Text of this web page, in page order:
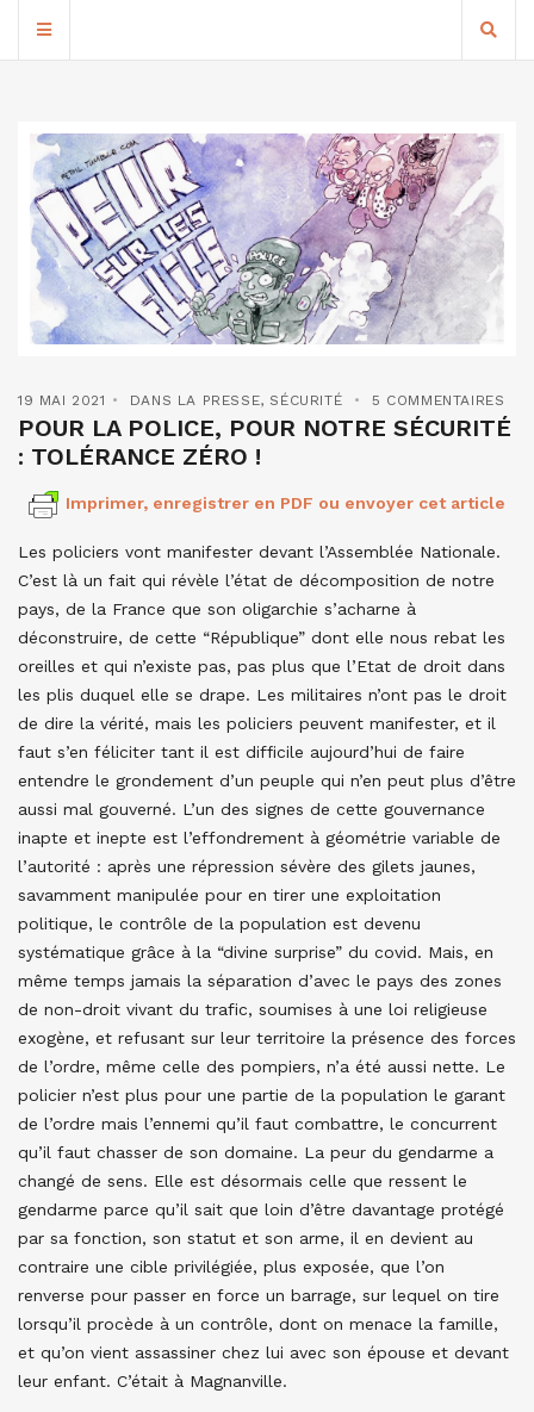
19 MAI 2021 DANS LA PRESSE, SÉCURITÉ 5 COMMENTAIRES
POUR LA POLICE, POUR NOTRE SÉCURITÉ
: TOLÉRANCE ZÉRO !
Imprimer, enregistrer en PDF ou envoyer cet article
Les policiers vont manifester devant l’Assemblée Nationale.
C’est là un fait qui révèle l’état de décomposition de notre
pays, de la France que son oligarchie s’acharne à
déconstruire, de cette “République” dont elle nous rebat les
oreilles et qui n’existe pas, pas plus que l’Etat de droit dans
les plis duquel elle se drape. Les militaires n’ont pas le droit
de dire la vérité, mais les policiers peuvent manifester, et il
faut s’en féliciter tant il est difficile aujourd’hui de faire
entendre le grondement d’un peuple qui n’en peut plus d’être
aussi mal gouverné. L’un des signes de cette gouvernance
inapte et inepte est l’effondrement à géométrie variable de
l’autorité : après une répression sévère des gilets jaunes,
savamment manipulée pour en tirer une exploitation
politique, le contrôle de la population est devenu
systématique grâce à la “divine surprise” du covid. Mais, en
même temps jamais la séparation d’avec le pays des zones
de non-droit vivant du trafic, soumises à une loi religieuse
exogène, et refusant sur leur territoire la présence des forces
de l’ordre, même celle des pompiers, n’a été aussi nette. Le
policier n’est plus pour une partie de la population le garant
de l’ordre mais l’ennemi qu’il faut combattre, le concurrent
qu’il faut chasser de son domaine. La peur du gendarme a
changé de sens. Elle est désormais celle que ressent le
gendarme parce qu’il sait que loin d’être davantage protégé
par sa fonction, son statut et son arme, il en devient au
contraire une cible privilégiée, plus exposée, que l’on
renverse pour passer en force un barrage, sur lequel on tire
lorsqu’il procède à un contrôle, dont on menace la famille,
et qu’on vient assassiner chez lui avec son épouse et devant
leur enfant. C’était à Magnanville.